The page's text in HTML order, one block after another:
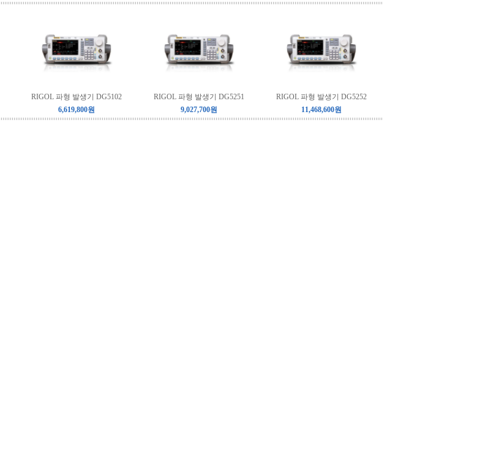
RIGOL 파형 발생기 DG5102
6,619,800원
RIGOL 파형 발생기 DG5251
9,027,700원
RIGOL 파형 발생기 DG5252
11,468,600원